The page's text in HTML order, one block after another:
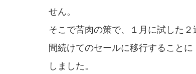
せん。
そこで苦肉の策で、１月に試した２
間続けてのセールに移行することに
しました。